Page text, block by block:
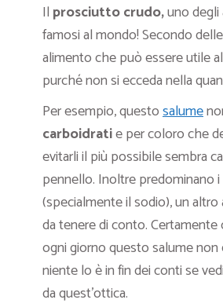
Il prosciutto crudo,uno
famosi al mondo! Secondo
alimento che può essere utile
purché non si ecceda nella
Per esempio, questosalume
carboidratie per coloro che
evitarli il più possibile sembra
pennello. Inoltre predominano i
(specialmente il sodio), un
da tenere di conto. Certamente
ogni giorno questo salume non
niente lo è in fin dei conti se
da quest’ottica.